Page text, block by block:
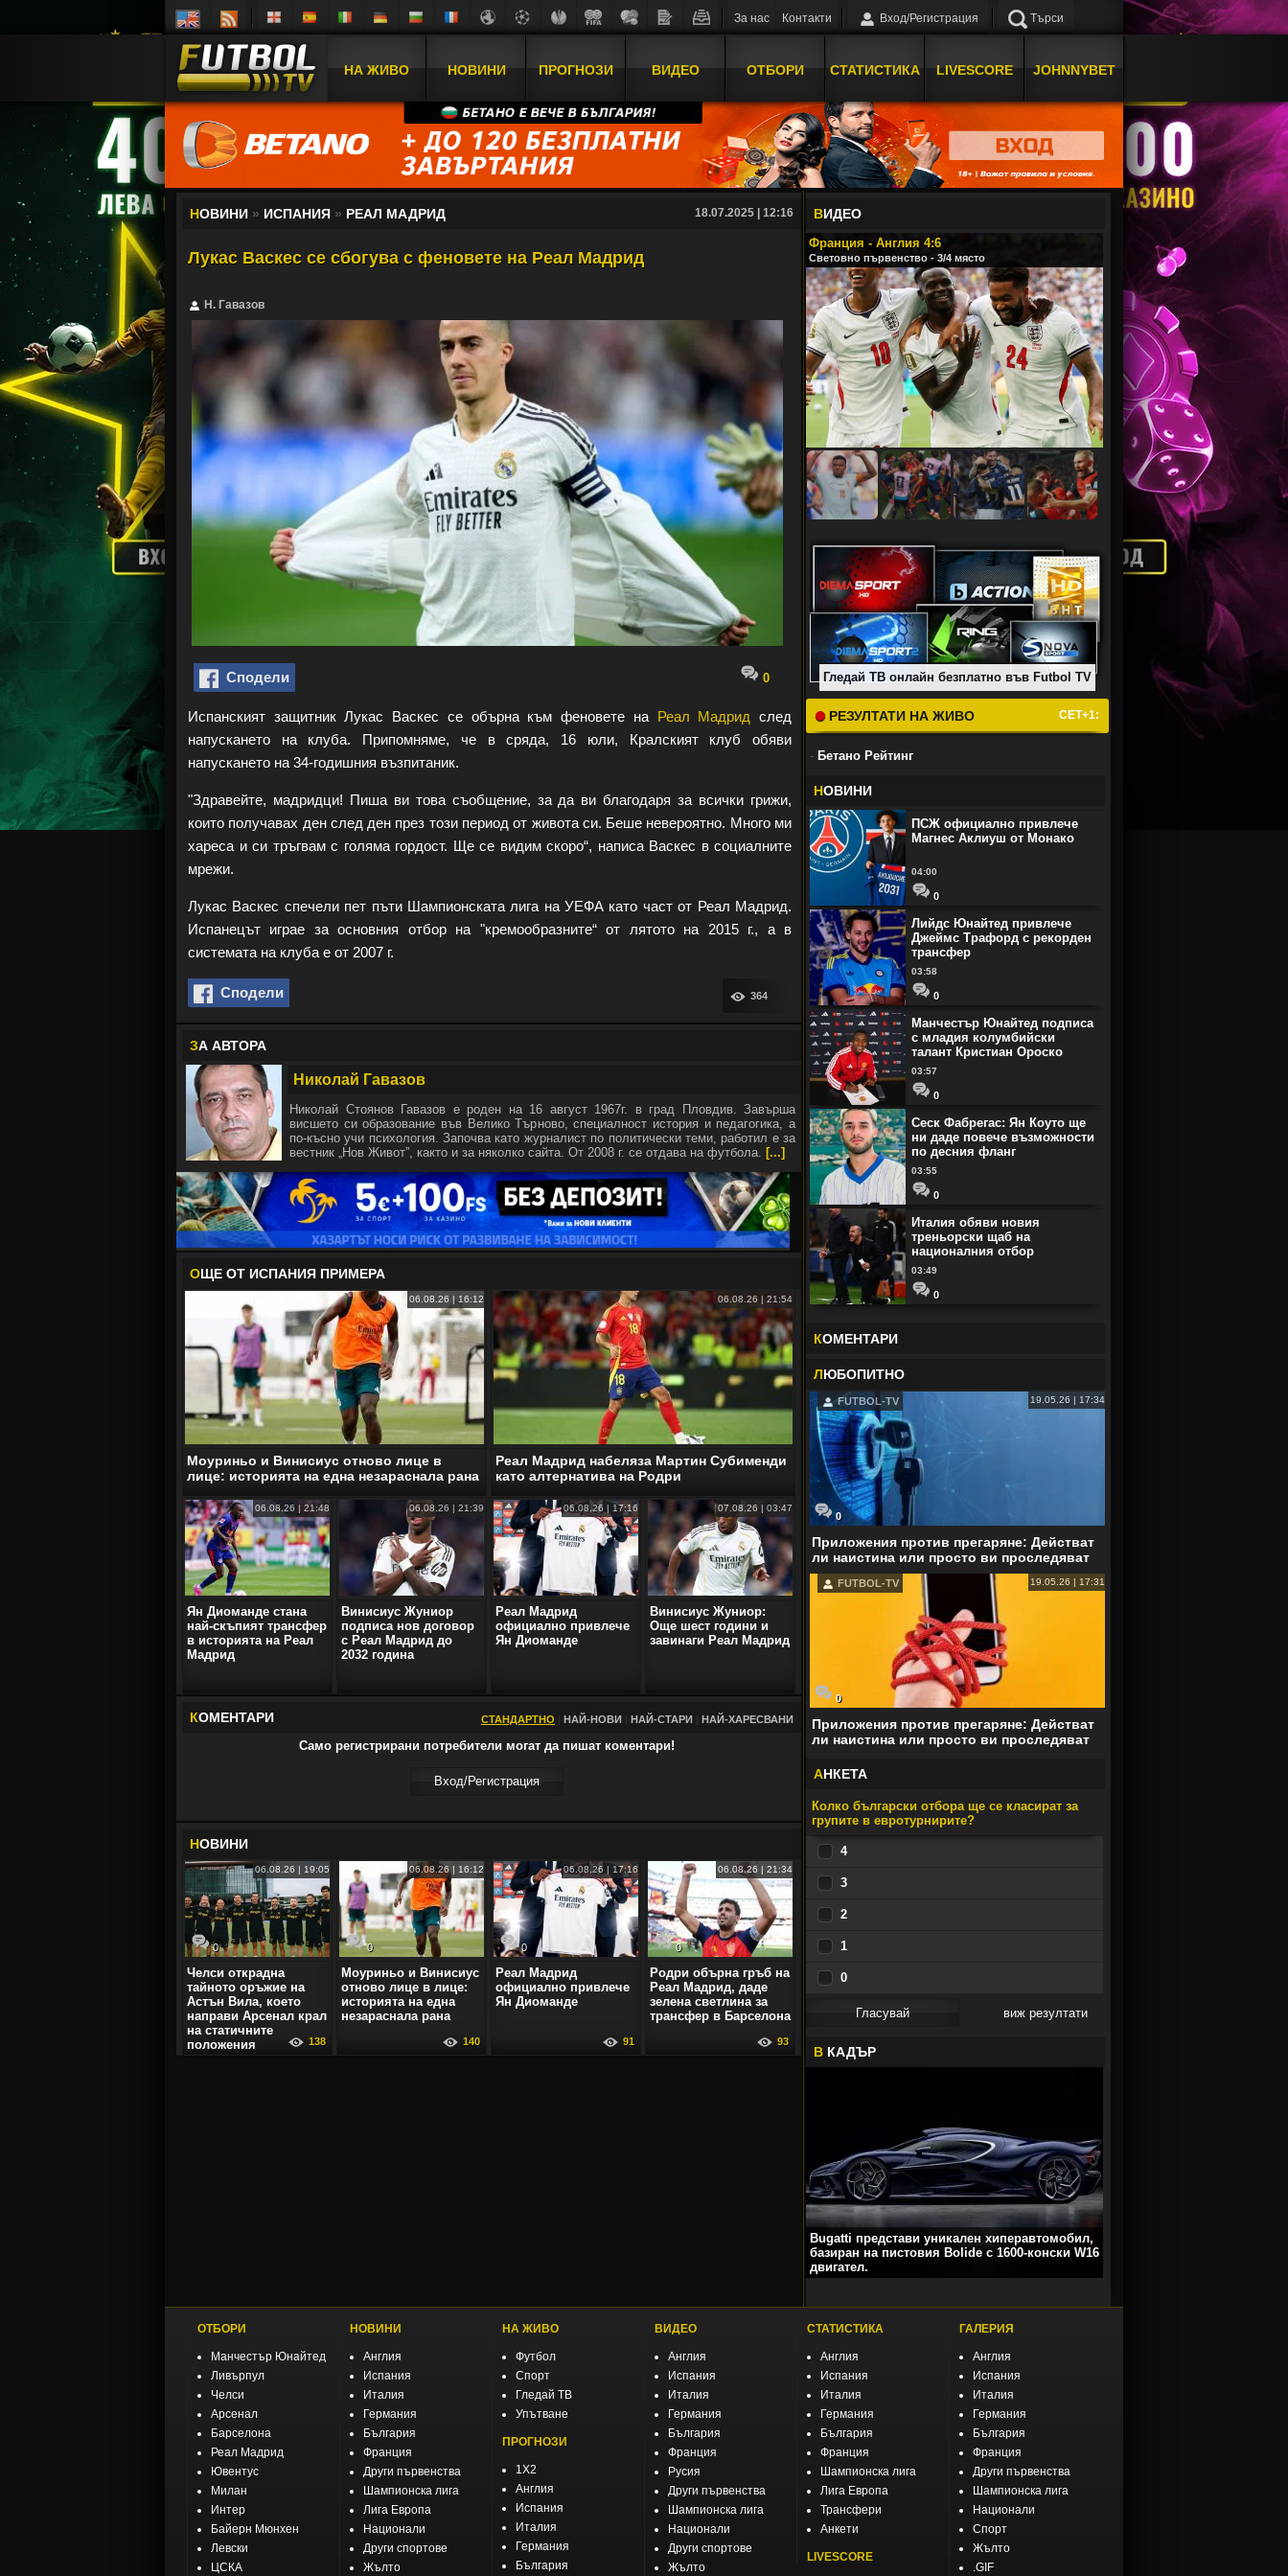
За нас Контакти Вход/Регистрация Търси
НА ЖИВО НОВИНИ ПРОГНОЗИ ВИДЕО ОТБОРИ СТАТИСТИКА LIVESCORE JOHNNYBET
НОВИНИ » ИСПАНИЯ » РЕАЛ МАДРИД 18.07.2025 | 12:16
Лукас Васкес се сбогува с феновете на Реал Мадрид
Н. Гавазов
Сподели 0
Испанският защитник Лукас Васкес се обърна към феновете на Реал Мадрид след
напускането на клуба. Припомняме, че в сряда, 16 юли, Кралският клуб обяви
напускането на 34-годишния възпитаник.
"Здравейте, мадридци! Пиша ви това съобщение, за да ви благодаря за всички грижи,
които получавах ден след ден през този период от живота си. Беше невероятно. Много ми
хареса и си тръгвам с голяма гордост. Ще се видим скоро“, написа Васкес в социалните
мрежи.
Лукас Васкес спечели пет пъти Шампионската лига на УЕФА като част от Реал Мадрид.
Испанецът играе за основния отбор на "кремообразните“ от лятото на 2015 г., а в
системата на клуба е от 2007 г.
Сподели 364
ЗА АВТОРА
Николай Гавазов
Николай Стоянов Гавазов е роден на 16 август 1967г. в град Пловдив. Завърша
висшето си образование във Велико Търново, специалност история и педагогика, а
по-късно учи психология. Започва като журналист по политически теми, работил е за
вестник „Нов Живот”, както и за няколко сайта. От 2008 г. се отдава на футбола. [...]
ОЩЕ ОТ ИСПАНИЯ ПРИМЕРА
06.08.26 | 16:12
Моуриньо и Винисиус отново лице в
лице: историята на една незараснала рана
06.08.26 | 21:54
Реал Мадрид набеляза Мартин Субименди
като алтернатива на Родри
06.08.26 | 21:48
Ян Диоманде стана
най-скъпият трансфер
в историята на Реал
Мадрид
06.08.26 | 21:39
Винисиус Жуниор
подписа нов договор
с Реал Мадрид до
2032 година
06.08.26 | 17:16
Реал Мадрид
официално привлече
Ян Диоманде
07.08.26 | 03:47
Винисиус Жуниор:
Още шест години и
завинаги Реал Мадрид
КОМЕНТАРИ СТАНДАРТНО НАЙ-НОВИ НАЙ-СТАРИ НАЙ-ХАРЕСВАНИ
Само регистрирани потребители могат да пишат коментари!
Вход/Регистрaция
НОВИНИ
0
06.08.26 | 19:05
Челси открадна
тайното оръжие на
Астън Вила, което
направи Арсенал крал
на статичните
положения
138
0
06.08.26 | 16:12
Моуриньо и Винисиус
отново лице в лице:
историята на една
незараснала рана
140
0
06.08.26 | 17:16
Реал Мадрид
официално привлече
Ян Диоманде
91
0
06.08.26 | 21:34
Родри обърна гръб на
Реал Мадрид, даде
зелена светлина за
трансфер в Барселона
93
ВИДЕО
Франция - Англия 4:6
Световно първенство - 3/4 място
Гледай ТВ онлайн безплатно във Futbol TV
РЕЗУЛТАТИ НА ЖИВО СЕТ+1:
- Бетано Рейтинг
НОВИНИ
ПСЖ официално привлече
Магнес Аклиуш от Монако
04:00
0
Лийдс Юнайтед привлече
Джеймс Трафорд с рекорден
трансфер
03:58
0
Манчестър Юнайтед подписа
с младия колумбийски
талант Кристиан Ороско
03:57
0
Сеск Фабрегас: Ян Коуто ще
ни даде повече възможности
по десния фланг
03:55
0
Италия обяви новия
треньорски щаб на
националния отбор
03:49
0
КОМЕНТАРИ
ЛЮБОПИТНО
FUTBOL-TV 19.05.26 | 17:34
0
Приложения против прегаряне: Действат
ли наистина или просто ви проследяват
FUTBOL-TV 19.05.26 | 17:31
0
Приложения против прегаряне: Действат
ли наистина или просто ви проследяват
АНКЕТА
Колко български отбора ще се класират за
групите в евротурнирите?
4
3
2
1
0
виж резултати
В КАДЪР
Bugatti представи уникален хиперавтомобил,
базиран на пистовия Bolide с 1600-конски W16
двигател.
ОТБОРИ
Манчестър Юнайтед
Ливърпул
Челси
Арсенал
Барселона
Реал Мадрид
Ювентус
Милан
Интер
Байерн Мюнхен
Левски
ЦСКА
НОВИНИ
Англия
Испания
Италия
Германия
България
Франция
Други първенства
Шампионска лига
Лига Европа
Национали
Други спортове
Жълто
НА ЖИВО
Футбол
Спорт
Гледай ТВ
Упътване
ПРОГНОЗИ
1X2
Англия
Испания
Италия
Германия
България
ВИДЕО
Англия
Испания
Италия
Германия
България
Франция
Русия
Други първенства
Шампионска лига
Национали
Други спортове
Жълто
СТАТИСТИКА
Англия
Испания
Италия
Германия
България
Франция
Шампионска лига
Лига Европа
Трансфери
Анкети
LIVESCORE
ГАЛЕРИЯ
Англия
Испания
Италия
Германия
България
Франция
Други първенства
Шампионска лига
Национали
Спорт
Жълто
.GIF